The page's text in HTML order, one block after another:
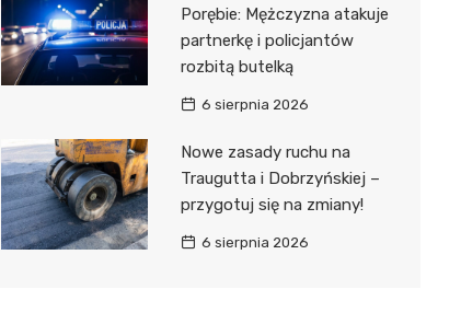
Porębie: Mężczyzna atakuje
partnerkę i policjantów
rozbitą butelką
6 sierpnia 2026
Nowe zasady ruchu na
Traugutta i Dobrzyńskiej –
przygotuj się na zmiany!
6 sierpnia 2026